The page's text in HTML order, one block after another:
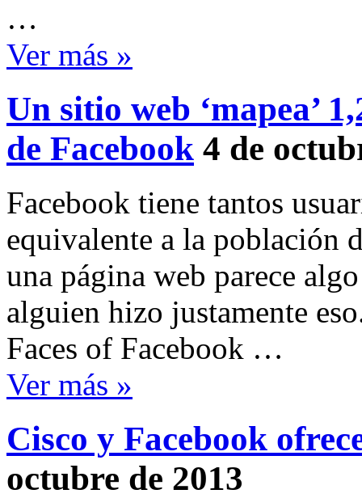
…
Ver más »
Un sitio web ‘mapea’
de Facebook 4 de
Facebook tiene tantos
equivalente a la población
una página web parece
alguien hizo justamente
Faces of Facebook …
Ver más »
Cisco y Facebook
octubre de 2013